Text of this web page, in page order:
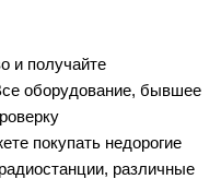
и получайте
оборудование, бывшее
покупать недорогие
различные